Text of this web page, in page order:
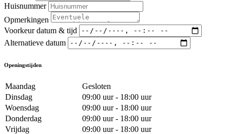
Huisnummer
Opmerkingen
Voorkeur datum & tijd
Alternatieve datum
Openingstijden
Maandag
Gesloten
Dinsdag
09:00 uur - 18:00 uur
Woensdag
09:00 uur - 18:00 uur
Donderdag
09:00 uur - 18:00 uur
Vrijdag
09:00 uur - 18:00 uur